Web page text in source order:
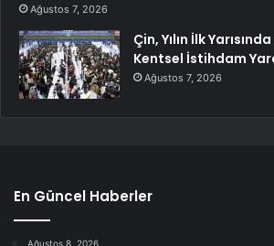
Ağustos 7, 2026
Çin, Yılın İlk
Kentsel İstihdam
Ağustos 7, 2026
En Güncel Haberler
Ağustos 8, 2026